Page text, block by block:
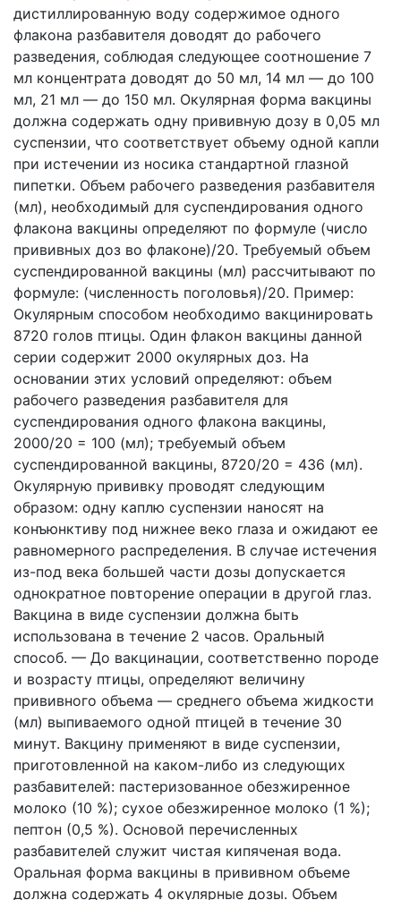
дистиллированную воду содержимое одного
флакона разбавителя доводят до рабочего
разведения, соблюдая следующее соотношение 7
мл концентрата доводят до 50 мл, 14 мл — до 100
мл, 21 мл — до 150 мл. Окулярная форма вакцины
должна содержать одну прививную дозу в 0,05 мл
суспензии, что соответствует объему одной капли
при истечении из носика стандартной глазной
пипетки. Объем рабочего разведения разбавителя
(мл), необходимый для суспендирования одного
флакона вакцины определяют по формуле (число
прививных доз во флаконе)/20. Требуемый объем
суспендированной вакцины (мл) рассчитывают по
формуле: (численность поголовья)/20. Пример:
Окулярным способом необходимо вакцинировать
8720 голов птицы. Один флакон вакцины данной
серии содержит 2000 окулярных доз. На
основании этих условий определяют: объем
рабочего разведения разбавителя для
суспендирования одного флакона вакцины,
2000/20 = 100 (мл); требуемый объем
суспендированной вакцины, 8720/20 = 436 (мл).
Окулярную прививку проводят следующим
образом: одну каплю суспензии наносят на
конъюнктиву под нижнее веко глаза и ожидают ее
равномерного распределения. В случае истечения
из-под века большей части дозы допускается
однократное повторение операции в другой глаз.
Вакцина в виде суспензии должна быть
использована в течение 2 часов. Оральный
способ. — До вакцинации, соответственно породе
и возрасту птицы, определяют величину
прививного объема — среднего объема жидкости
(мл) выпиваемого одной птицей в течение 30
минут. Вакцину применяют в виде суспензии,
приготовленной на каком-либо из следующих
разбавителей: пастеризованное обезжиренное
молоко (10 %); сухое обезжиренное молоко (1 %);
пептон (0,5 %). Основой перечисленных
разбавителей служит чистая кипяченая вода.
Оральная форма вакцины в прививном объеме
должна содержать 4 окулярные дозы. Объем